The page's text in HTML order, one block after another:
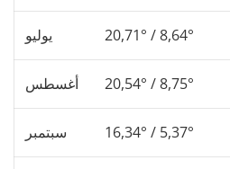
يوليو 20,71° / 8,64°
أغسطس 20,54° / 8,75°
سبتمبر 16,34° / 5,37°